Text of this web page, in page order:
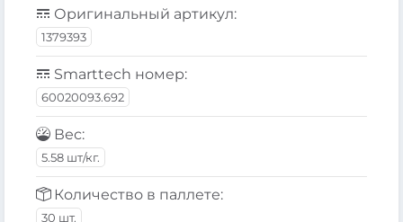
Оригинальный артикул:
1379393
Smarttech номер:
60020093.692
Вес:
5.58 шт/кг.
Количество в паллете:
30 шт.